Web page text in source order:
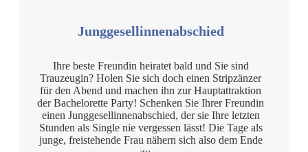
Junggesellinnenabschied
Ihre beste Freundin heiratet bald und Sie sind
Trauzeugin? Holen Sie sich doch einen Stripzänzer
für den Abend und machen ihn zur Hauptattraktion
der Bachelorette Party! Schenken Sie Ihrer Freundin
einen Junggesellinnenabschied, der sie Ihre letzten
Stunden als Single nie vergessen lässt! Die Tage als
junge, freistehende Frau nähern sich also dem Ende